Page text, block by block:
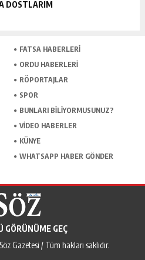
DOSTLARIM
FATSA HABERLERI
ORDU HABERLERI
RÖPORTAJLAR
SPOR
BUNLARI BILIYORMUSUNUZ?
VIDEO HABERLER
KÜNYE
WHATSAPP HABER GÖNDER
GÖRÜNÜME GEÇ
Gazetesi / Tüm hakları saklıdır.